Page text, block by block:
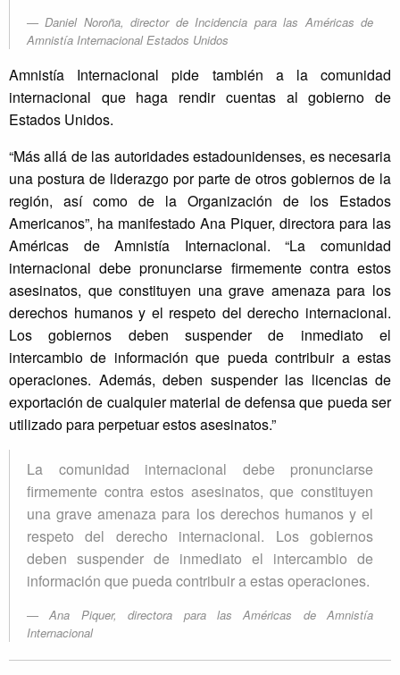
Daniel Noroña, director de Incidencia para las Américas de
Amnistía Internacional Estados Unidos
Amnistía Internacional pide también a la comunidad
internacional que haga rendir cuentas al gobierno de
Estados Unidos.
“Más allá de las autoridades estadounidenses, es necesaria
una postura de liderazgo por parte de otros gobiernos de la
región, así como de la Organización de los Estados
Americanos”, ha manifestado Ana Piquer, directora para las
Américas de Amnistía Internacional. “La comunidad
internacional debe pronunciarse firmemente contra estos
asesinatos, que constituyen una grave amenaza para los
derechos humanos y el respeto del derecho internacional.
Los gobiernos deben suspender de inmediato el
intercambio de información que pueda contribuir a estas
operaciones. Además, deben suspender las licencias de
exportación de cualquier material de defensa que pueda ser
utilizado para perpetuar estos asesinatos.”
La comunidad internacional debe pronunciarse
firmemente contra estos asesinatos, que constituyen
una grave amenaza para los derechos humanos y el
respeto del derecho internacional. Los gobiernos
deben suspender de inmediato el intercambio de
información que pueda contribuir a estas operaciones.
Ana Piquer, directora para las Américas de Amnistía
Internacional